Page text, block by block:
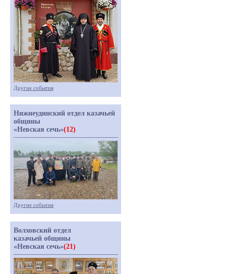
Другие события
Нижнеудинский отдел казачьей
общины
«Невская сечь»(12)
Другие события
Волховский отдел
казачьей общины
«Невская сечь»(21)